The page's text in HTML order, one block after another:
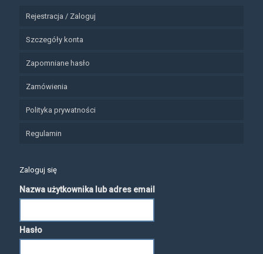
Rejestracja / Zaloguj
Szczegóły konta
Zapomniane hasło
Zamówienia
Polityka prywatności
Regulamin
Zaloguj się
Nazwa użytkownika lub adres email
Hasło